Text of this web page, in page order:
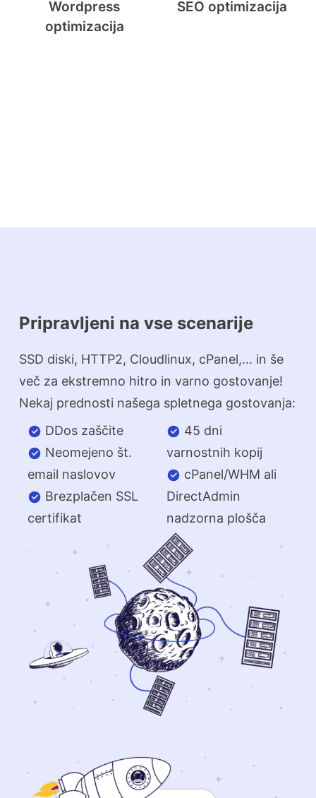
Wordpress
optimizacija
SEO optimizacija
Pripravljeni na vse scenarije
SSD diski, HTTP2, Cloudlinux, cPanel,... in še
več za ekstremno hitro in varno gostovanje!
Nekaj prednosti našega spletnega gostovanja:
DDos zaščite
Neomejeno št.
email naslovov
Brezplačen SSL
certifikat
45 dni
varnostnih kopij
cPanel/WHM ali
DirectAdmin
nadzorna plošča